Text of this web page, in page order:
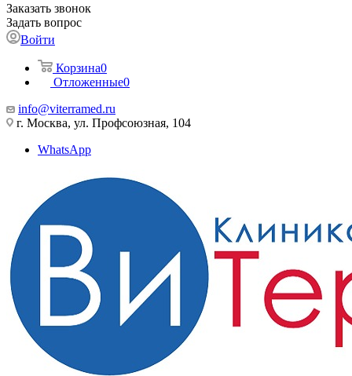
Заказать звонок
Задать вопрос
Войти
Корзина0
Отложенные0
info@viterramed.ru
г. Москва, ул. Профсоюзная, 104
WhatsApp